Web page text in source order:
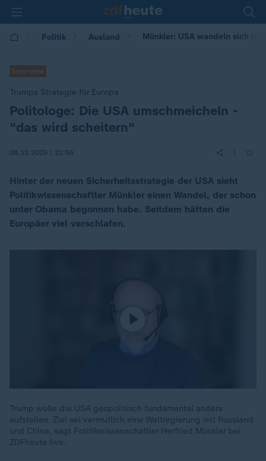
Politik Ausland Münkler: USA wandeln sich in
Interview
Trumps Strategie für Europa
:Politologe: Die USA umschmeicheln -
"das wird scheitern"
08.12.2025 | 21:55
Hinter der neuen Sicherheitsstrategie der USA sieht
Politikwissenschaftler Münkler einen Wandel, der schon
unter Obama begonnen habe. Seitdem hätten die
Europäer viel verschlafen.
Trump wolle die USA geopolitisch fundamental anders
aufstellen. Ziel sei vermutlich eine Weltregierung mit Russland
und China, sagt Politikwissenschaftler Herfried Münkler bei
ZDFheute live.